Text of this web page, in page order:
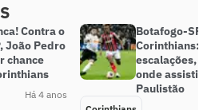
Contra o
João Pedro
chance
Há 4 anos
Botafogo-SP x
Corinthians:
escalações,
onde assistir
Paulistão